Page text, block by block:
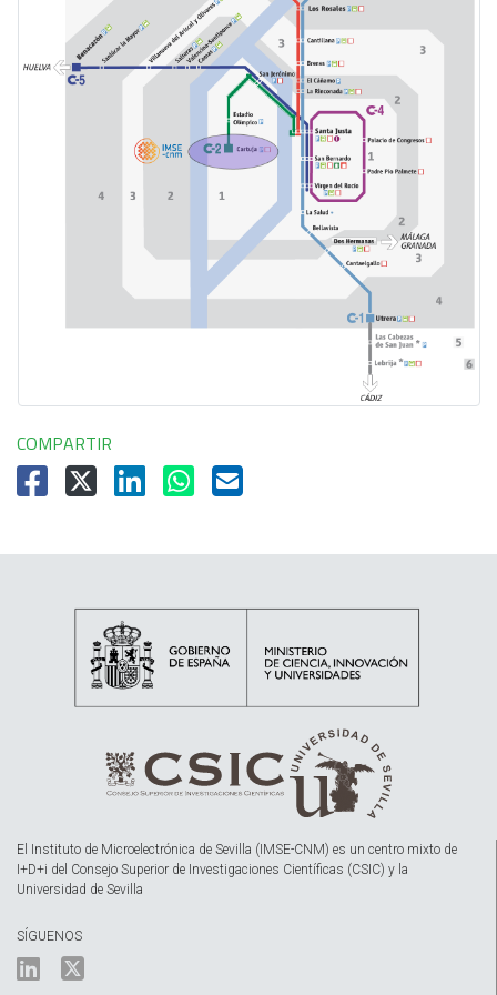
COMPARTIR
El Instituto de Microelectrónica de Sevilla (IMSE-CNM) es un centro mixto de
I+D+i del Consejo Superior de Investigaciones Científicas (CSIC) y la
Universidad de Sevilla
SÍGUENOS